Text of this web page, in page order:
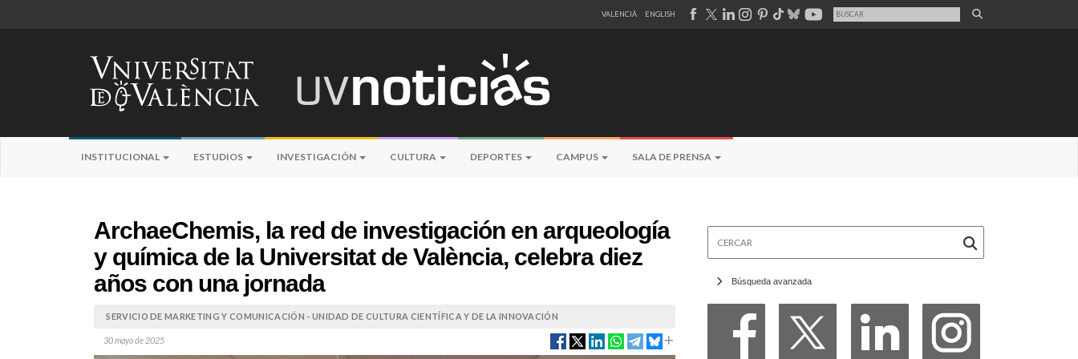
VALENCIÀ ENGLISH
INSTITUCIONAL ESTUDIOS INVESTIGACIÓN CULTURA DEPORTES CAMPUS SALA DE PRENSA
ArchaeChemis, la red de investigación en arqueología
y química de la Universitat de València, celebra diez
años con una jornada
SERVICIO DE MARKETING Y COMUNICACIÓN - UNIDAD DE CULTURA CIENTÍFICA Y DE LA INNOVACIÓN
30 mayo de 2025
Búsqueda avanzada